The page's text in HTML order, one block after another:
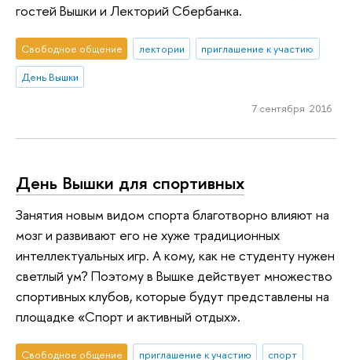
гостей Вышки и Лекторий Сбербанка.
Свободное общение лектории
приглашение к участию
День Вышки
7 сентября 2016
День Вышки для спортивных
Занятия новым видом спорта благотворно влияют на
мозг и развивают его не хуже традиционных
интеллектуальных игр. А кому, как не студенту нужен
светлый ум? Поэтому в Вышке действует множество
спортивных клубов, которые будут представлены на
площадке «Спорт и активный отдых».
Свободное общение приглашение к участию
спорт